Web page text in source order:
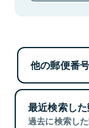
他の郵便番
最近検索し
過去に検索し